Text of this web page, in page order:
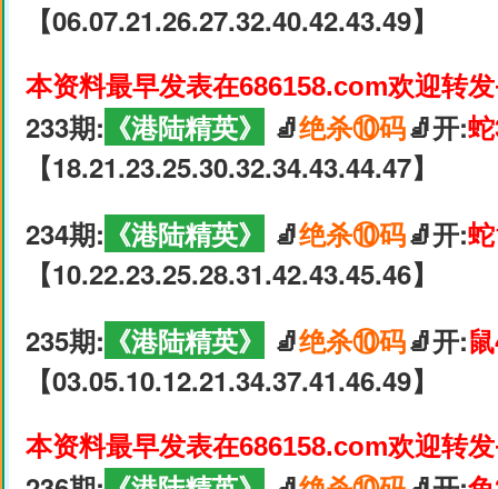
【06.07.21.26.27.32.40.42.43.49】
本资料最早发表在686158.com欢迎转
233期: 《港陆精英》 🧦绝杀⑩码🧦开:
【18.21.23.25.30.32.34.43.44.47】
234期: 《港陆精英》 🧦绝杀⑩码🧦开:
【10.22.23.25.28.31.42.43.45.46】
235期: 《港陆精英》 🧦绝杀⑩码🧦开:
【03.05.10.12.21.34.37.41.46.49】
本资料最早发表在686158.com欢迎转